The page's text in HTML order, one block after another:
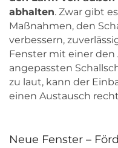
abhalten. Zwar gibt
Maßnahmen, den
verbessern,
Fenster mit einer
angepassten
zu laut, kann der
einen Austausch
Neue Fenster –